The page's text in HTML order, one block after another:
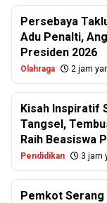
Persebaya
Adu Penalti,
Presiden 2026
Olahraga 2 jam
Kisah Inspiratif
Tangsel,
Raih Beasiswa
Pendidikan 3 jam
Pemkot